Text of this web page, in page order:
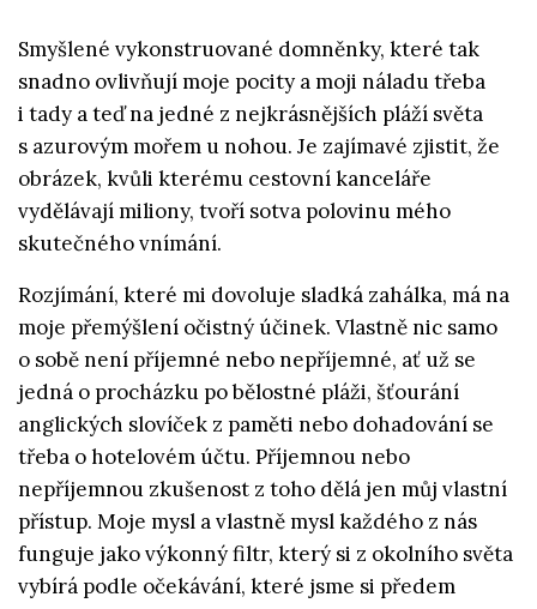
Smyšlené vykonstruované domněnky, které tak
snadno ovlivňují moje pocity a moji náladu třeba
i tady a teď na jedné z nejkrásnějších pláží světa
s azurovým mořem u nohou. Je zajímavé zjistit, že
obrázek, kvůli kterému cestovní kanceláře
vydělávají miliony, tvoří sotva polovinu mého
skutečného vnímání.
Rozjímání, které mi dovoluje sladká zahálka, má na
moje přemýšlení očistný účinek. Vlastně nic samo
o sobě není příjemné nebo nepříjemné, ať už se
jedná o procházku po bělostné pláži, šťourání
anglických slovíček z paměti nebo dohadování se
třeba o hotelovém účtu. Příjemnou nebo
nepříjemnou zkušenost z toho dělá jen můj vlastní
přístup. Moje mysl a vlastně mysl každého z nás
funguje jako výkonný filtr, který si z okolního světa
vybírá podle očekávání, které jsme si předem